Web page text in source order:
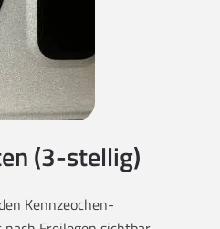
(3-stellig)
Kennzeochen-